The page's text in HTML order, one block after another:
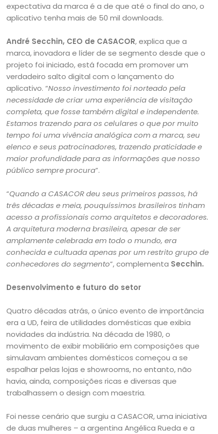
expectativa da marca é a de que até o final do ano, o
aplicativo tenha mais de 50 mil downloads.
André Secchin, CEO de CASACOR, explica que a
marca, inovadora e líder de se segmento desde que o
projeto foi iniciado, está focada em promover um
verdadeiro salto digital com o lançamento do
aplicativo. “Nosso investimento foi norteado pela
necessidade de criar uma experiência de visitação
completa, que fosse também digital e independente.
Estamos trazendo para os celulares o que por muito
tempo foi uma vivência analógica com a marca, seu
elenco e seus patrocinadores, trazendo praticidade e
maior profundidade para as informações que nosso
público sempre procura”.
“Quando a CASACOR deu seus primeiros passos, há
três décadas e meia, pouquíssimos brasileiros tinham
acesso a profissionais como arquitetos e decoradores.
A arquitetura moderna brasileira, apesar de ser
amplamente celebrada em todo o mundo, era
conhecida e cultuada apenas por um restrito grupo de
conhecedores do segmento”, complementa Secchin.
Desenvolvimento e futuro do setor
Quatro décadas atrás, o único evento de importância
era a UD, feira de utilidades domésticas que exibia
novidades da indústria. Na década de 1980, o
movimento de exibir mobiliário em composições que
simulavam ambientes domésticos começou a se
espalhar pelas lojas e showrooms, no entanto, não
havia, ainda, composições ricas e diversas que
trabalhassem o design com maestria.
Foi nesse cenário que surgiu a CASACOR, uma iniciativa
de duas mulheres – a argentina Angélica Rueda e a